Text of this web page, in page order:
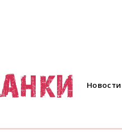
Новости